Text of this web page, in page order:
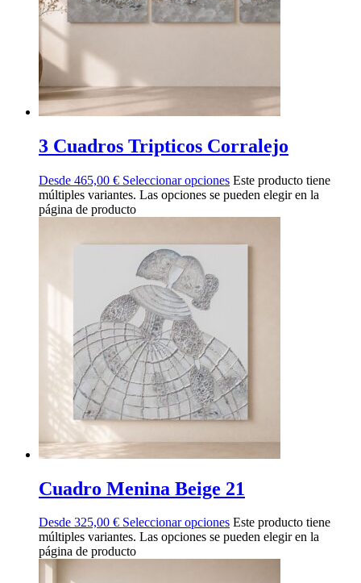
3 Cuadros Tripticos Corralejo
Desde 465,00 € Seleccionar opciones Este producto tiene
múltiples variantes. Las opciones se pueden elegir en la
página de producto
Cuadro Menina Beige 21
Desde 325,00 € Seleccionar opciones Este producto tiene
múltiples variantes. Las opciones se pueden elegir en la
página de producto